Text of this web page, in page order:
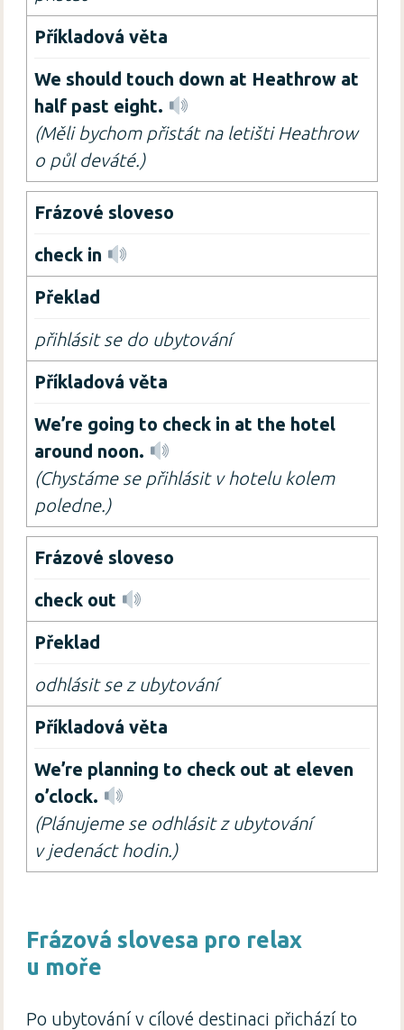
We should touch down at Heathrow at
half past eight.
(Měli bychom přistát na letišti Heathrow
o půl deváté.)
check in
přihlásit se do ubytování
We’re going to check in at the hotel
around noon.
(Chystáme se přihlásit v hotelu kolem
poledne.)
check out
odhlásit se z ubytování
We’re planning to check out at eleven
o’clock.
(Plánujeme se odhlásit z ubytování
v jedenáct hodin.)
Frázová slovesa pro relax
u moře
Po ubytování v cílové destinaci přichází to